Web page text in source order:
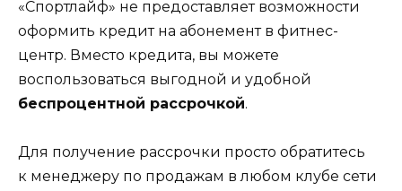
«Спортлайф» не предоставляет возможности
оформить кредит на абонемент в фитнес-
центр. Вместо кредита, вы можете
воспользоваться выгодной и удобной
беспроцентной рассрочкой.
Для получение рассрочки просто обратитесь
к менеджеру по продажам в любом клубе сети